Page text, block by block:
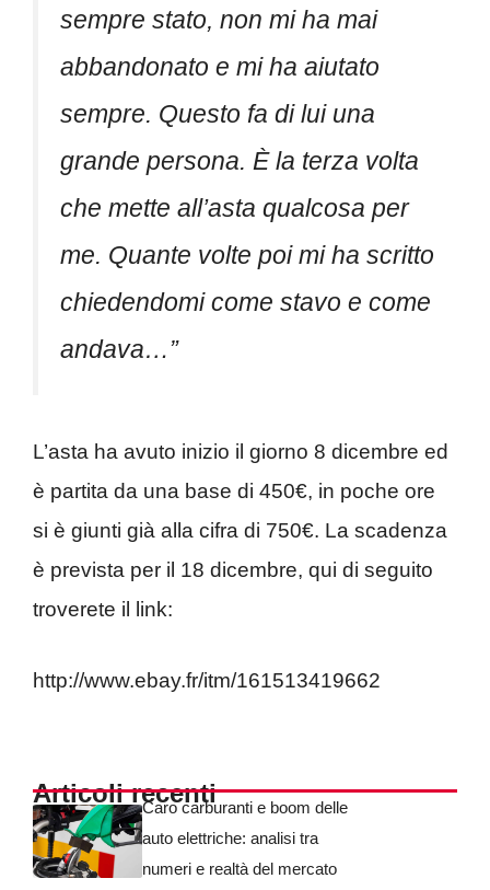
sempre stato, non mi ha mai
abbandonato e mi ha aiutato
sempre. Questo fa di lui una
grande persona. È la terza volta
che mette all’asta qualcosa per
me. Quante volte poi mi ha scritto
chiedendomi come stavo e come
andava…”
L’asta ha avuto inizio il giorno 8 dicembre ed
è partita da una base di 450€, in poche ore
si è giunti già alla cifra di 750€. La scadenza
è prevista per il 18 dicembre, qui di seguito
troverete il link:
http://www.ebay.fr/itm/161513419662
Articoli recentiCaro carburanti e boom delle
auto elettriche: analisi tra
numeri e realtà del mercato